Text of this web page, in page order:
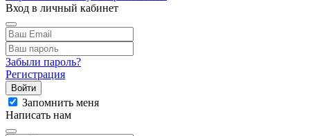
Вход в личный кабинет
Забыли пароль?
Регистрация
Войти
Запомнить меня
Написать нам